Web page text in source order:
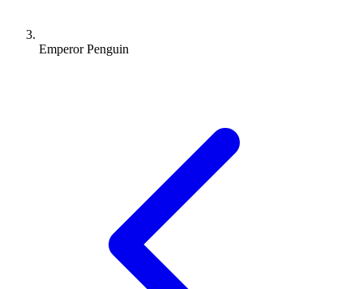
Emperor Penguin